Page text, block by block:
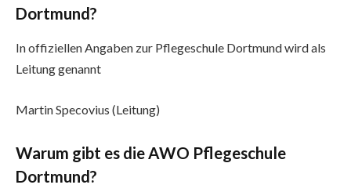
Dortmund?
In offiziellen Angaben zur Pflegeschule Dortmund wird als
Leitung genannt
Martin Specovius (Leitung)
Warum gibt es die AWO Pflegeschule
Dortmund?